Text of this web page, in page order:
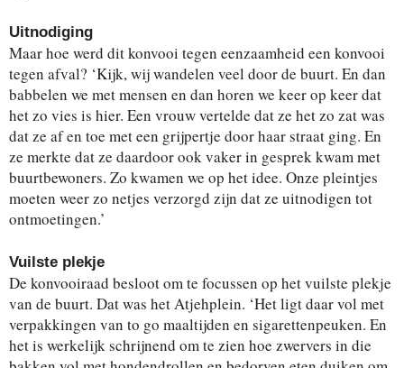
Uitnodiging
Maar hoe werd dit konvooi tegen eenzaamheid een konvooi
tegen afval? ‘Kijk, wij wandelen veel door de buurt. En dan
babbelen we met mensen en dan horen we keer op keer dat
het zo vies is hier. Een vrouw vertelde dat ze het zo zat was
dat ze af en toe met een grijpertje door haar straat ging. En
ze merkte dat ze daardoor ook vaker in gesprek kwam met
buurtbewoners. Zo kwamen we op het idee. Onze pleintjes
moeten weer zo netjes verzorgd zijn dat ze uitnodigen tot
ontmoetingen.’
Vuilste plekje
De konvooiraad besloot om te focussen op het vuilste plekje
van de buurt. Dat was het Atjehplein. ‘Het ligt daar vol met
verpakkingen van to go maaltijden en sigarettenpeuken. En
het is werkelijk schrijnend om te zien hoe zwervers in die